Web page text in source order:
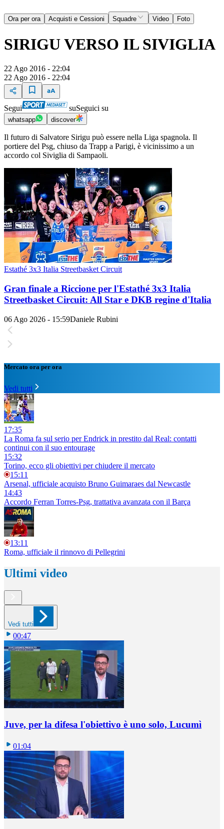
Ora per ora Acquisti e Cessioni Squadre Video Foto
SIRIGU VERSO IL SIVIGLIA
22 Ago 2016 - 22:04
22 Ago 2016 - 22:04
Segui suSeguici su
whatsapp discover
Il futuro di Salvatore Sirigu può essere nella Liga spagnola. Il
portiere del Psg, chiuso da Trapp a Parigi, è vicinissimo a un
accordo col Siviglia di Sampaoli.
Estathé 3x3 Italia Streetbasket Circuit
Gran finale a Riccione per l'Estathé 3x3 Italia
Streetbasket Circuit: All Star e DKB regine d'Italia
06 Ago 2026 - 15:59Daniele Rubini
Mercato ora per ora
Vedi tutti
17:35
La Roma fa sul serio per Endrick in prestito dal Real: contatti
continui con il suo entourage
15:32
Torino, ecco gli obiettivi per chiudere il mercato
15:11
Arsenal, ufficiale acquisto Bruno Guimaraes dal Newcastle
14:43
Accordo Ferran Torres-Psg, trattativa avanzata con il Barça
13:11
Roma, ufficiale il rinnovo di Pellegrini
Ultimi video
Vedi tutti
00:47
Juve, per la difesa l'obiettivo è uno solo, Lucumì
01:04